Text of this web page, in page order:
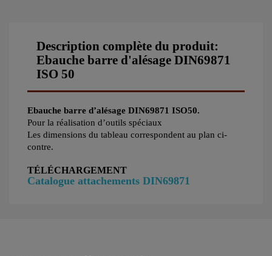
Description complète du produit:
Ebauche barre d'alésage DIN69871
ISO 50
Ebauche barre d’alésage DIN69871 ISO50.
Pour la réalisation d’outils spéciaux
Les dimensions du tableau correspondent au plan ci-
contre.
TÉLÉCHARGEMENT
Catalogue attachements DIN69871